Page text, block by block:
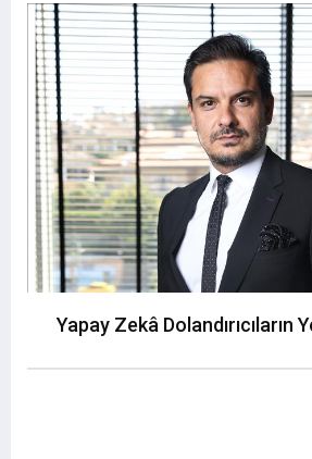
Yapay Zekâ Dolandırıcıların